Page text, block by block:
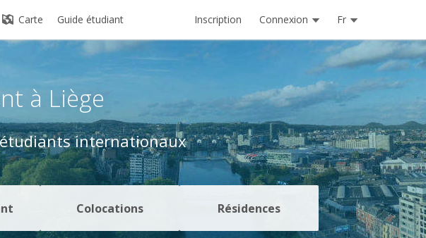
Carte Guide étudiant Inscription Connexion Fr
à Liège
internationaux
Colocations Résidences